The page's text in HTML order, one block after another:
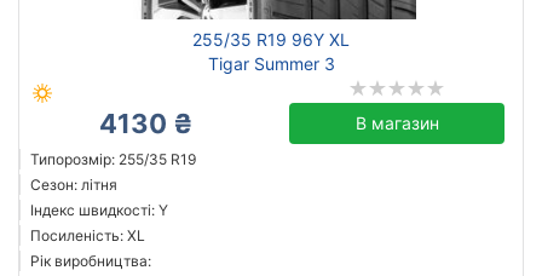
255/35 R19 96Y XL
Tigar Summer 3
4130 ₴ В магазин
Типорозмір: 255/35 R19
Сезон: літня
Індекс швидкості: Y
Посиленість: XL
Рік виробництва: